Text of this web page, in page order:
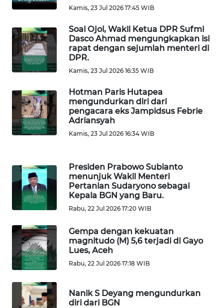
Kamis, 23 Jul 2026 17:45 WIB
Soal Ojol, Wakil Ketua DPR Sufmi
Dasco Ahmad mengungkapkan isi
rapat dengan sejumlah menteri di
DPR.
Kamis, 23 Jul 2026 16:35 WIB
Hotman Paris Hutapea
mengundurkan diri dari
pengacara eks Jampidsus Febrie
Adriansyah
Kamis, 23 Jul 2026 16:34 WIB
Presiden Prabowo Subianto
menunjuk Wakil Menteri
Pertanian Sudaryono sebagai
Kepala BGN yang Baru.
Rabu, 22 Jul 2026 17:20 WIB
Gempa dengan kekuatan
magnitudo (M) 5,6 terjadi di Gayo
Lues, Aceh
Rabu, 22 Jul 2026 17:18 WIB
Nanik S Deyang mengundurkan
diri dari BGN
REDAKSI
KARIR
DISCLAIMER
Wahana
News
Regional
WN
WN
JAKARTA
WN
WN
BANTEN
WN
NTT